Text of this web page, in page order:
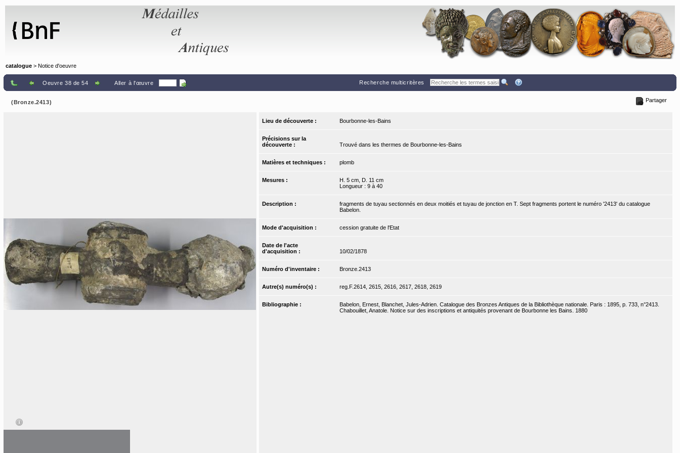
catalogue > Notice d'oeuvre
Oeuvre 38 de 54 Aller à l'œuvre Recherche multicritères
(Bronze.2413) Partager
Lieu de découverte : Bourbonne-les-Bains
Précisions sur la
découverte :
Trouvé dans les thermes de Bourbonne-les-Bains
Matières et techniques : plomb
Mesures :
H. 5 cm, D. 11 cm
Longueur : 9 à 40
Description :
fragments de tuyau sectionnés en deux moitiés et tuyau de jonction en T. Sept fragments portent le numéro '2413' du catalogue
Babelon.
Mode d'acquisition : cession gratuite de l'Etat
Date de l'acte
d'acquisition :
10/02/1878
Numéro d'inventaire : Bronze.2413
Autre(s) numéro(s) : reg.F.2614, 2615, 2616, 2617, 2618, 2619
Bibliographie :
Babelon, Ernest, Blanchet, Jules-Adrien. Catalogue des Bronzes Antiques de la Bibliothèque nationale. Paris : 1895, p. 733, n°2413.
Chabouillet, Anatole. Notice sur des inscriptions et antiquités provenant de Bourbonne les Bains. 1880